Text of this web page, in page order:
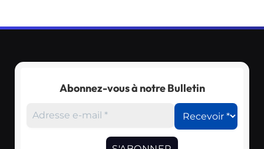
Abonnez-vous à notre Bulletin